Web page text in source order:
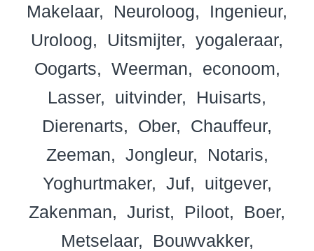
Makelaar
Neuroloog
Ingenieur
Uroloog
Uitsmijter
yogaleraar
Oogarts
Weerman
econoom
Lasser
uitvinder
Huisarts
Dierenarts
Ober
Chauffeur
Zeeman
Jongleur
Notaris
Yoghurtmaker
Juf
uitgever
Zakenman
Jurist Piloot
Boer
Metselaar
Bouwvakker